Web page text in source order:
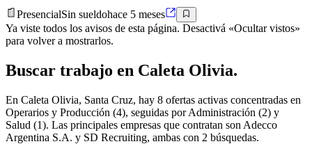
PresencialSin sueldohace 5 meses
Ya viste todos los avisos de esta página. Desactivá «Ocultar vistos»
para volver a mostrarlos.
Buscar trabajo en Caleta Olivia.
En Caleta Olivia, Santa Cruz, hay 8 ofertas activas concentradas en
Operarios y Producción (4), seguidas por Administración (2) y
Salud (1). Las principales empresas que contratan son Adecco
Argentina S.A. y SD Recruiting, ambas con 2 búsquedas.